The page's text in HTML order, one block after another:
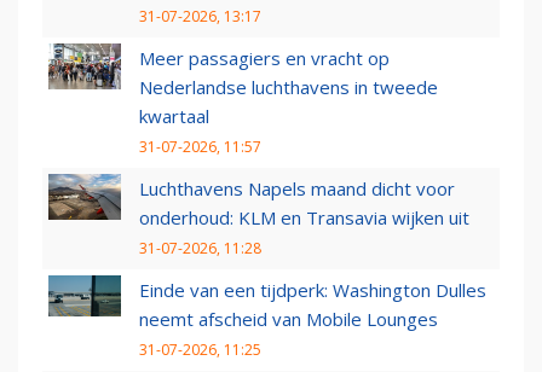
31-07-2026, 13:17
Meer passagiers en vracht op
Nederlandse luchthavens in tweede
kwartaal
31-07-2026, 11:57
Luchthavens Napels maand dicht voor
onderhoud: KLM en Transavia wijken uit
31-07-2026, 11:28
Einde van een tijdperk: Washington Dulles
neemt afscheid van Mobile Lounges
31-07-2026, 11:25